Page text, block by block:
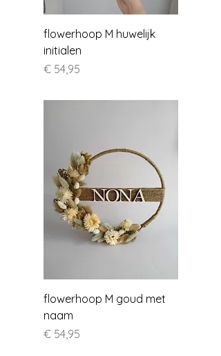
flowerhoop M huwelijk
initialen
Prijs
€ 54,95
flowerhoop M goud met
naam
Prijs
€ 54,95